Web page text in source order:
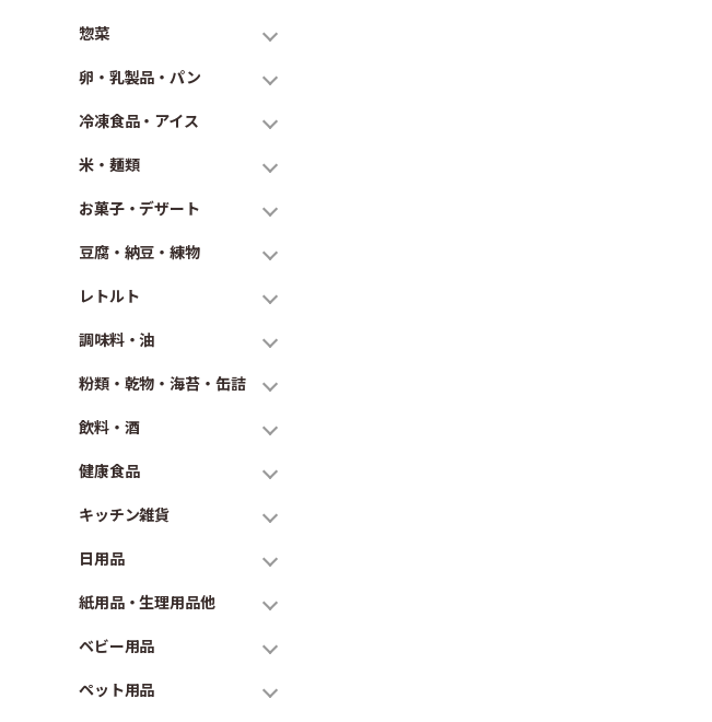
惣菜
卵・乳製品・パン
冷凍食品・アイス
米・麺類
お菓子・デザート
豆腐・納豆・練物
レトルト
調味料・油
粉類・乾物・海苔・缶詰
飲料・酒
健康食品
キッチン雑貨
日用品
紙用品・生理用品他
ベビー用品
ペット用品